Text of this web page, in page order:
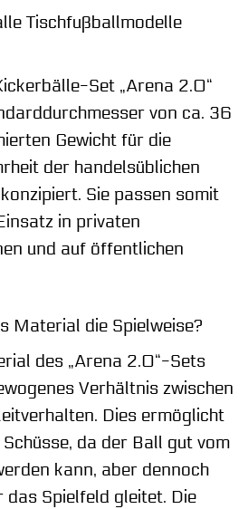
Tischfußballmodelle
Set „Arena 2.0“
von ca. 36
Gewicht für die
der handelsüblichen
Sie passen somit
in privaten
und auf öffentlichen
Material die Spielweise?
des „Arena 2.0“-Sets
Verhältnis zwischen
Dies ermöglicht
da der Ball gut vom
kann, aber dennoch
das Spielfeld gleitet. Die